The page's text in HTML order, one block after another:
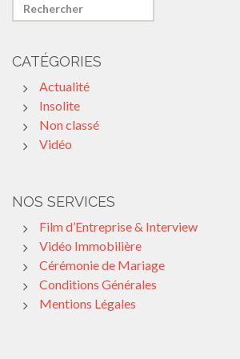
CATÉGORIES
Actualité
Insolite
Non classé
Vidéo
NOS SERVICES
Film d’Entreprise & Interview
Vidéo Immobilière
Cérémonie de Mariage
Conditions Générales
Mentions Légales